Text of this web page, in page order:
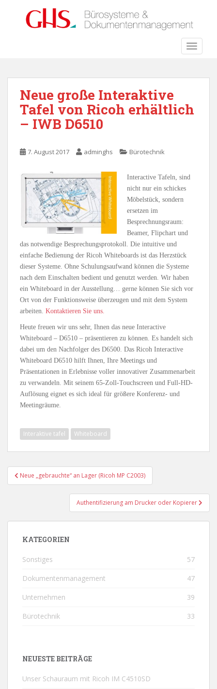
Neue große Interaktive
Tafel von Ricoh erhältlich
– IWB D6510
7. August 2017 adminghs Bürotechnik
Interactive Tafeln, sind
nicht nur ein schickes
Möbelstück, sondern
ersetzen im
Besprechnungsraum:
Beamer, Flipchart und
das notwendige Besprechungsprotokoll. Die intuitive und
einfache Bedienung der Ricoh Whiteboards ist das Herzstück
dieser Systeme. Ohne Schulungsaufwand können die Systeme
nach dem Einschalten bedient und genutzt werden. Wir haben
ein Whiteboard in der Ausstellung… gerne können Sie sich vor
Ort von der Funktionsweise überzeugen und mit dem System
arbeiten. Kontaktieren Sie uns.
Heute freuen wir uns sehr, Ihnen das neue Interactive
Whiteboard – D6510 – präsentieren zu können. Es handelt sich
dabei um den Nachfolger des D6500. Das Ricoh Interactive
Whiteboard D6510 hilft Ihnen, Ihre Meetings und
Präsentationen in Erlebnisse voller innovativer Zusammenarbeit
zu verwandeln. Mit seinem 65-Zoll-Touchscreen und Full-HD-
Auflösung eignet es sich ideal für größere Konferenz- und
Meetingräume.
Interaktive tafel Whiteboard
Beitragsnavigation
Neue „gebrauchte“ an Lager (Ricoh MP C2003)
Authentifizierung am Drucker oder Kopierer
KATEGORIEN
Sonstiges 57
Dokumentenmanagement 47
Unternehmen 39
Bürotechnik 33
NEUESTE BEITRÄGE
Unser Schauraum mit Ricoh IM C4510SD